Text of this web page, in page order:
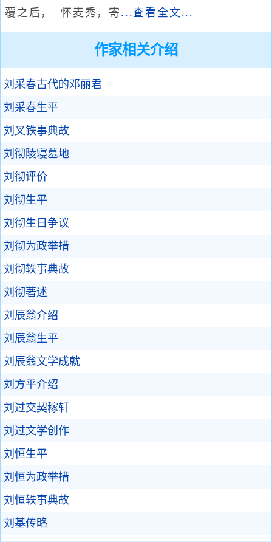
覆之后，□怀麦秀，寄 ...查看全文...
作家相关介绍
刘采春古代的邓丽君
刘采春生平
刘叉铁事典故
刘彻陵寝墓地
刘彻评价
刘彻生平
刘彻生日争议
刘彻为政举措
刘彻轶事典故
刘彻著述
刘辰翁介绍
刘辰翁生平
刘辰翁文学成就
刘方平介绍
刘过交契稼轩
刘过文学创作
刘恒生平
刘恒为政举措
刘恒轶事典故
刘基传略